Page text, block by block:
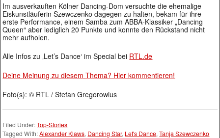
Im ausverkauften Kölner Dancing-Dom versuchte die ehemalige
Eiskunstläuferin Szewczenko dagegen zu halten, bekam für ihre
erste Performance, einem Samba zum ABBA-Klassiker „Dancing
Queen“ aber lediglich 20 Punkte und konnte den Rückstand nicht
mehr aufholen.
Alle Infos zu ‚Let’s Dance‘ im Special bei RTL.de
Deine Meinung zu diesem Thema? Hier kommentieren!
Foto(s): © RTL / Stefan Gregorowius
Filed Under:Top-Stories
Tagged With:Alexander Klaws, Dancing Star, Let's Dance,Tanja Szewczenko